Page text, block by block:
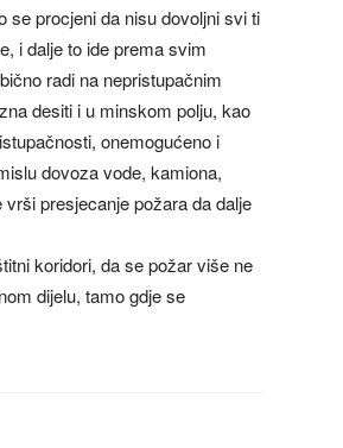
se procjeni da nisu dovoljni svi ti
i dalje to ide prema svim
radi na nepristupačnim
desiti i u minskom polju, kao
onemogućeno i
dovoza vode, kamiona,
presjecanje požara da dalje
koridori, da se požar više ne
dijelu, tamo gdje se